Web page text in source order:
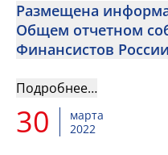
Размещена
Общем отчетном
Финансистов
Подробнее…
30
марта
2022